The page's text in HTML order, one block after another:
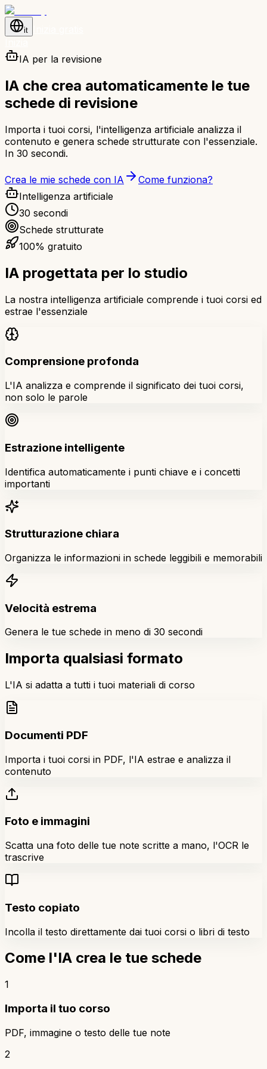
it
IA per la revisione
IA che crea automaticamente le tue
schede di revisione
Importa i tuoi corsi, l'intelligenza artificiale analizza il
contenuto e genera schede strutturate con l'essenziale.
In 30 secondi.
Crea le mie schede con IA
Come funziona?
Intelligenza artificiale
30 secondi
Schede strutturate
100% gratuito
IA progettata per lo studio
La nostra intelligenza artificiale comprende i tuoi corsi ed
estrae l'essenziale
Comprensione profonda
L'IA analizza e comprende il significato dei tuoi corsi,
non solo le parole
Estrazione intelligente
Identifica automaticamente i punti chiave e i concetti
importanti
Strutturazione chiara
Organizza le informazioni in schede leggibili e memorabili
Velocità estrema
Genera le tue schede in meno di 30 secondi
Importa qualsiasi formato
L'IA si adatta a tutti i tuoi materiali di corso
Documenti PDF
Importa i tuoi corsi in PDF, l'IA estrae e analizza il
contenuto
Foto e immagini
Scatta una foto delle tue note scritte a mano, l'OCR le
trascrive
Testo copiato
Incolla il testo direttamente dai tuoi corsi o libri di testo
Come l'IA crea le tue schede
1
Importa il tuo corso
PDF, immagine o testo delle tue note
2